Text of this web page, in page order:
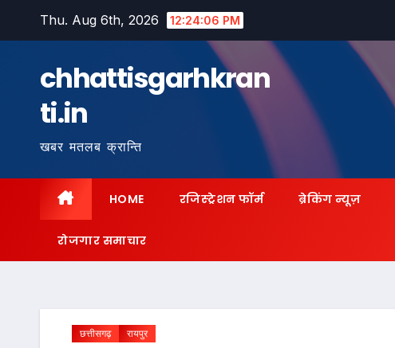
Thu. Aug 6th, 2026 12:24:07 PM
chhattisgarhkran
ti.in
खबर मतलब क्रान्ति
HOME रजिस्ट्रेशन फॉर्म ब्रेकिंग न्यूज़
रोजगार समाचार
छत्तीसगढ़ रायपुर